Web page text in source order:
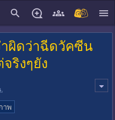
ผิดว่าฉีดวัคซีน
ริงๆยัง
าพ
close